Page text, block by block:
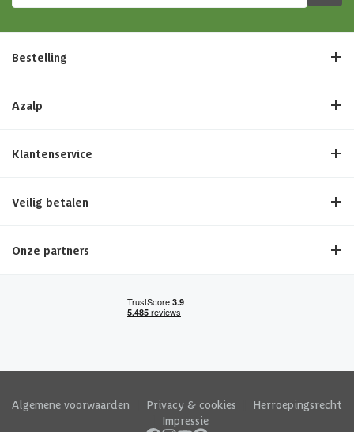
Bestelling
Azalp
Klantenservice
Veilig betalen
Onze partners
Algemene voorwaarden Privacy & cookies
Herroepingsrecht
Impressie